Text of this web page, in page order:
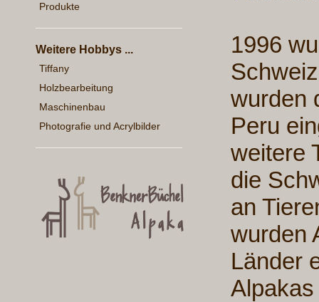
Produkte
Weitere Hobbys ...
Tiffany
Holzbearbeitung
Maschinenbau
Photografie und Acrylbilder
1996
wurden
Peru
weitere
die
an
wurden
Länder